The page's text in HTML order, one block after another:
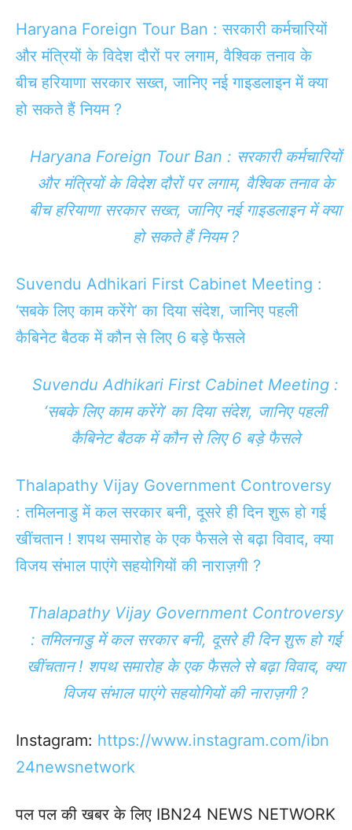
Haryana Foreign Tour Ban : सरकारी कर्मचारियों
और मंत्रियों के विदेश दौरों पर लगाम, वैश्विक तनाव के
बीच हरियाणा सरकार सख्त, जानिए नई गाइडलाइन में क्या
हो सकते हैं नियम ?
Haryana Foreign Tour Ban : सरकारी कर्मचारियों
और मंत्रियों के विदेश दौरों पर लगाम, वैश्विक तनाव के
बीच हरियाणा सरकार सख्त, जानिए नई गाइडलाइन में क्या
हो सकते हैं नियम ?
Suvendu Adhikari First Cabinet Meeting :
‘सबके लिए काम करेंगे’ का दिया संदेश, जानिए पहली
कैबिनेट बैठक में कौन से लिए 6 बड़े फैसले
Suvendu Adhikari First Cabinet Meeting :
‘सबके लिए काम करेंगे’ का दिया संदेश, जानिए पहली
कैबिनेट बैठक में कौन से लिए 6 बड़े फैसले
Thalapathy Vijay Government Controversy
: तमिलनाडु में कल सरकार बनी, दूसरे ही दिन शुरू हो गई
खींचतान ! शपथ समारोह के एक फैसले से बढ़ा विवाद, क्या
विजय संभाल पाएंगे सहयोगियों की नाराज़गी ?
Thalapathy Vijay Government Controversy
: तमिलनाडु में कल सरकार बनी, दूसरे ही दिन शुरू हो गई
खींचतान ! शपथ समारोह के एक फैसले से बढ़ा विवाद, क्या
विजय संभाल पाएंगे सहयोगियों की नाराज़गी ?
Instagram: https://www.instagram.com/ibn
24newsnetwork
पल पल की खबर के लिए IBN24 NEWS NETWORK